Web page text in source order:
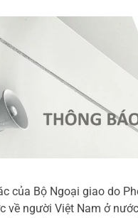
của Bộ Ngoại giao do
về người Việt Nam ở